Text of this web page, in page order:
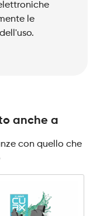
le
anche a
con quello che